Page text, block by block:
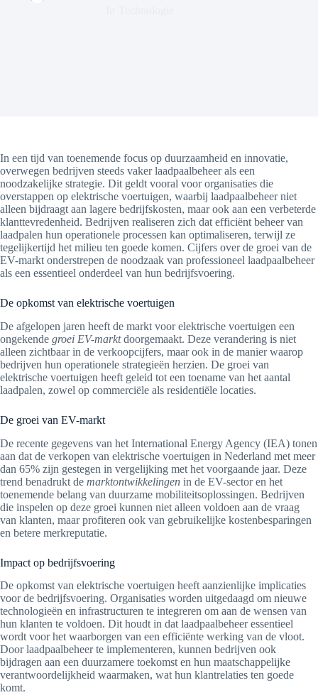
In een tijd van toenemende focus op duurzaamheid en innovatie,
overwegen bedrijven steeds vaker laadpaalbeheer als een
noodzakelijke strategie. Dit geldt vooral voor organisaties die
overstappen op elektrische voertuigen, waarbij laadpaalbeheer niet
alleen bijdraagt aan lagere bedrijfskosten, maar ook aan een verbeterde
klanttevredenheid. Bedrijven realiseren zich dat efficiënt beheer van
laadpalen hun operationele processen kan optimaliseren, terwijl ze
tegelijkertijd het milieu ten goede komen. Cijfers over de groei van de
EV-markt onderstrepen de noodzaak van professioneel laadpaalbeheer
als een essentieel onderdeel van hun bedrijfsvoering.
De opkomst van elektrische voertuigen
De afgelopen jaren heeft de markt voor elektrische voertuigen een
ongekende groei EV-marktdoorgemaakt. Deze verandering is niet
alleen zichtbaar in de verkoopcijfers, maar ook in de manier waarop
bedrijven hun operationele strategieën herzien. De groei van
elektrische voertuigen heeft geleid tot een toename van het aantal
laadpalen, zowel op commerciële als residentiële locaties.
De groei van EV-markt
De recente gegevens van het International Energy Agency (IEA) tonen
aan dat de verkopen van elektrische voertuigen in Nederland met meer
dan 65% zijn gestegen in vergelijking met het voorgaande jaar. Deze
trend benadrukt de marktontwikkelingen in de EV-sector en het
toenemende belang van duurzame mobiliteitsoplossingen. Bedrijven
die inspelen op deze groei kunnen niet alleen voldoen aan de vraag
van klanten, maar profiteren ook van gebruikelijke kostenbesparingen
en betere merkreputatie.
Impact op bedrijfsvoering
De opkomst van elektrische voertuigen heeft aanzienlijke implicaties
voor de bedrijfsvoering. Organisaties worden uitgedaagd om nieuwe
technologieën en infrastructuren te integreren om aan de wensen van
hun klanten te voldoen. Dit houdt in dat laadpaalbeheer essentieel
wordt voor het waarborgen van een efficiënte werking van de vloot.
Door laadpaalbeheer te implementeren, kunnen bedrijven ook
bijdragen aan een duurzamere toekomst en hun maatschappelijke
verantwoordelijkheid waarmaken, wat hun klantrelaties ten goede
komt.